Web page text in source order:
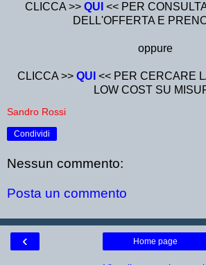
CLICCA >> QUI << PER
DELL'OFFERTA E
oppure
CLICCA >> QUI << PER CERCARE
LOW COST SU
Sandro Rossi
Condividi
Nessun commento:
Posta un commento
‹ Home page